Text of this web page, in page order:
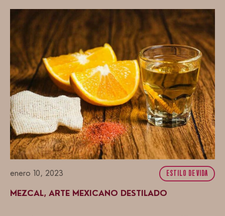
enero 10, 2023 ESTILO DE VIDA
MEZCAL, ARTE MEXICANO DESTILADO